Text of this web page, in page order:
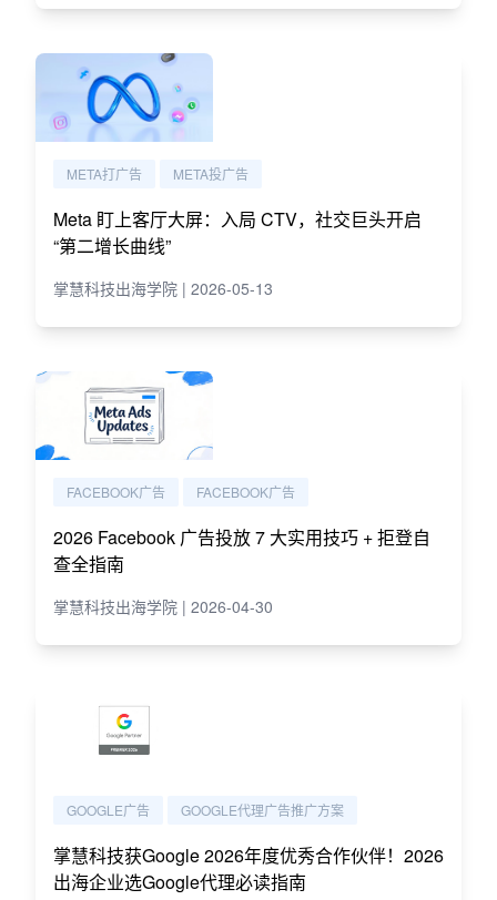
META打广告 META投广告
Meta 盯上客厅大屏：入局 CTV，社交巨头开启
“第二增长曲线”
掌慧科技出海学院 | 2026-05-13
FACEBOOK广告 FACEBOOK广告
2026 Facebook 广告投放 7 大实用技巧 + 拒登自
查全指南
掌慧科技出海学院 | 2026-04-30
GOOGLE广告 GOOGLE代理广告推广方案
掌慧科技获Google 2026年度优秀合作伙伴！2026
出海企业选Google代理必读指南